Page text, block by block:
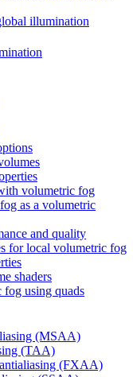
illumination
volumetric fog
as a volumetric
and quality
for local volumetric fog
shaders
using quads
(MSAA)
(TAA)
(FXAA)